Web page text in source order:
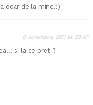
doar de la mine.:)
8 noiembrie 2011 at 20:47
si la ce pret ?